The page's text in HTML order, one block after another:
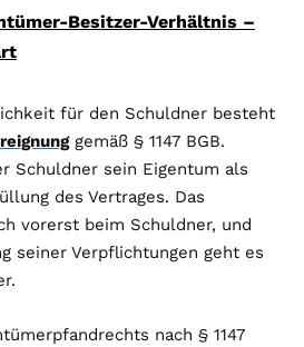
Besitzer-Verhältnis –
für den Schuldner besteht
gemäß § 1147 BGB.
Schuldner sein Eigentum als
des Vertrages. Das
vorerst beim Schuldner, und
seiner Verpflichtungen geht es
nach § 1147